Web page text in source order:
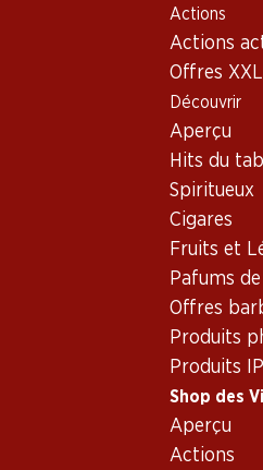
Actions
Actions
Offres XXL
Découvrir
Aperçu
Hits du
Spiritueux
Cigares
Fruits et
Pafums
Offres
Produits
Produits
Shop des
Aperçu
Actions
Shop des Vins
Italie
Barbera d’Asti DOCG
Recto Verso